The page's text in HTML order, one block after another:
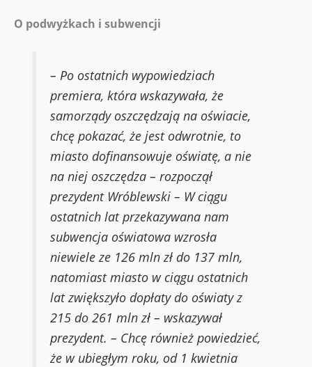
O podwyżkach i subwencji
– Po ostatnich wypowiedziach
premiera, która wskazywała, że
samorządy oszczędzają na oświacie,
chcę pokazać, że jest odwrotnie, to
miasto dofinansowuje oświatę, a nie
na niej oszczędza – rozpoczął
prezydent Wróblewski – W ciągu
ostatnich lat przekazywana nam
subwencja oświatowa wzrosła
niewiele ze 126 mln zł do 137 mln,
natomiast miasto w ciągu ostatnich
lat zwiększyło dopłaty do oświaty z
215 do 261 mln zł – wskazywał
prezydent. – Chcę również powiedzieć,
że w ubiegłym roku, od 1 kwietnia